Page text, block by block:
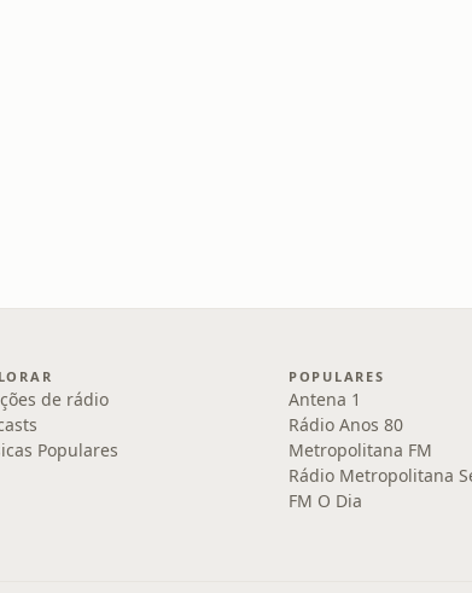
de rádio
Populares
POPULARES
Antena 1
Rádio Anos 80
Metropolitana FM
Rádio Metropolitana
FM O Dia